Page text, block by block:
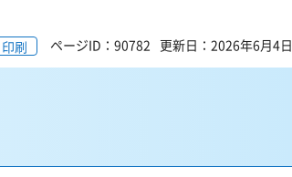
印刷 ページID：90782 更新日：2026年6月4日